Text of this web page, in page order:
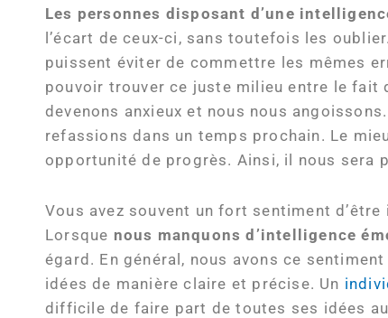
Les personnes disposant d’une
l’écart de ceux-ci, sans toutefois les
puissent éviter de commettre les mêmes
pouvoir trouver ce juste milieu entre le fait
devenons anxieux et nous nous
refassions dans un temps prochain. Le
opportunité de progrès. Ainsi, il nous sera
Vous avez souvent un fort sentiment d’être
Lorsque nous manquons d’intelligence
égard. En général, nous avons ce
idées de manière claire et précise. Un
difficile de faire part de toutes ses idées